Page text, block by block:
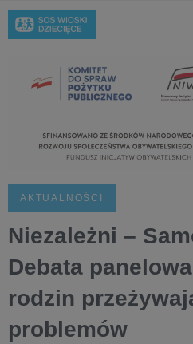
AKTUALNOŚCI
Niezależni –
Debata
rodzin
problemów